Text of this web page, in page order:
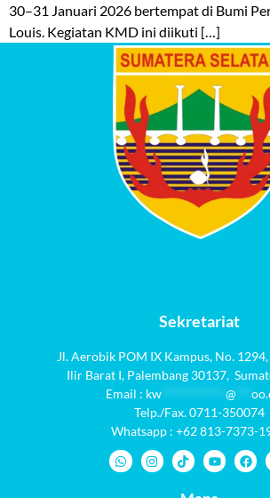
30–31 Januari 2026 bertempat di Bumi
Louis. Kegiatan KMD ini diikuti […]
Sekretariat
Jl. Aerobik POM IX Kampus, No. 1294
Ilir Barat I, Palembang 30137,
Email : kw @
Telp./Fax. 0711-350074
Whatsapp : +62 813-7373-